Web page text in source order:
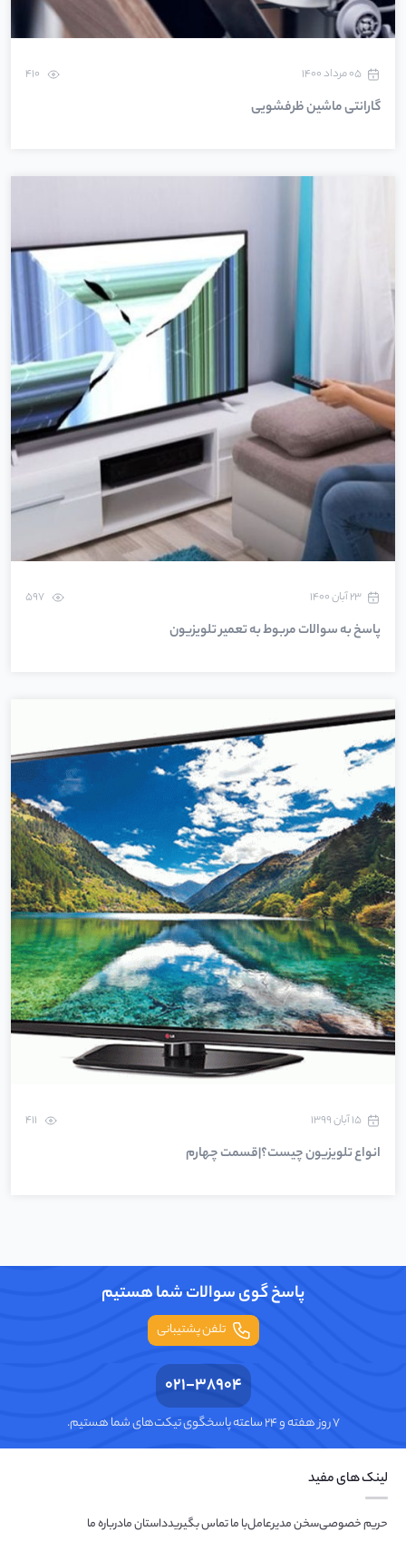
۰۵ مرداد ۱۴۰۰
گارانتی ماشین ظرفشویی
۲۳ آبان ۱۴۰۰
پاسخ به سوالات مربوط به تعمیر تلویزیون
۱۵ آبان ۱۳۹۹
انواع تلویزیون چیست؟|قسمت چهارم
پاسخ گوی سوالات شما هستیم
تلفن پشتیبانی
021-38904
۷ روز هفته و ۲۴ ساعته پاسخگوی تیکت‌های شما هستیم.
لینک های مفید
حریم خصوصیسخن مدیرعاملبا ما تماس بگیریدداستان مادرباره ما